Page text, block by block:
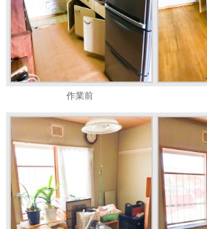
作業前